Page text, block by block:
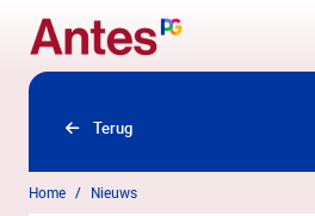
Overslaan en naar hoofdinhoud gaan
Terug
Home Nieuws